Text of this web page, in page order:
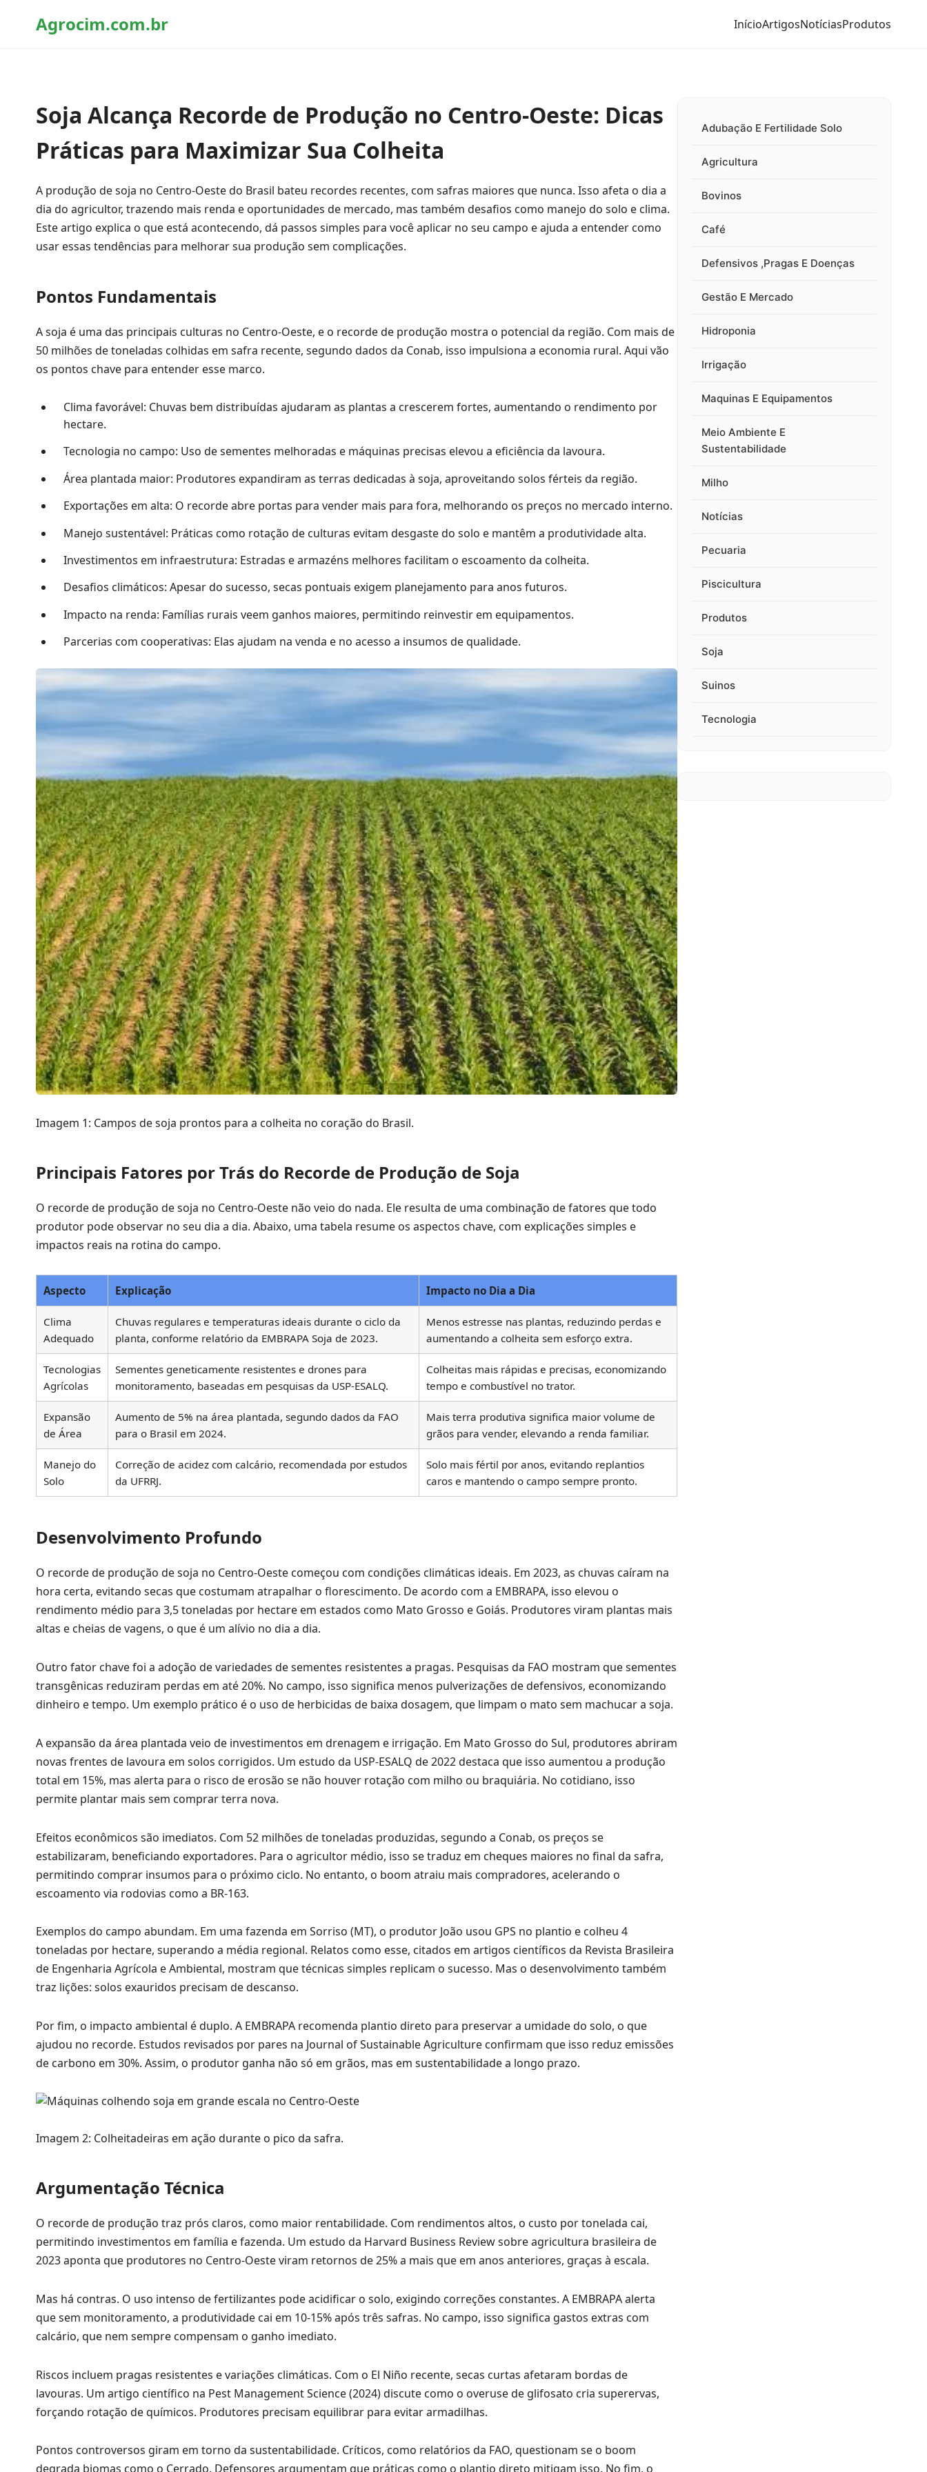
Agrocim.com.br InícioArtigosNotíciasProdutos
Soja Alcança Recorde de Produção no Centro-Oeste: Dicas
Práticas para Maximizar Sua Colheita
A produção de soja no Centro-Oeste do Brasil bateu recordes recentes, com safras maiores que nunca. Isso afeta o dia a
dia do agricultor, trazendo mais renda e oportunidades de mercado, mas também desafios como manejo do solo e clima.
Este artigo explica o que está acontecendo, dá passos simples para você aplicar no seu campo e ajuda a entender como
usar essas tendências para melhorar sua produção sem complicações.
Pontos Fundamentais
A soja é uma das principais culturas no Centro-Oeste, e o recorde de produção mostra o potencial da região. Com mais de
50 milhões de toneladas colhidas em safra recente, segundo dados da Conab, isso impulsiona a economia rural. Aqui vão
os pontos chave para entender esse marco.
Clima favorável: Chuvas bem distribuídas ajudaram as plantas a crescerem fortes, aumentando o rendimento por
hectare.
Tecnologia no campo: Uso de sementes melhoradas e máquinas precisas elevou a eficiência da lavoura.
Área plantada maior: Produtores expandiram as terras dedicadas à soja, aproveitando solos férteis da região.
Exportações em alta: O recorde abre portas para vender mais para fora, melhorando os preços no mercado interno.
Manejo sustentável: Práticas como rotação de culturas evitam desgaste do solo e mantêm a produtividade alta.
Investimentos em infraestrutura: Estradas e armazéns melhores facilitam o escoamento da colheita.
Desafios climáticos: Apesar do sucesso, secas pontuais exigem planejamento para anos futuros.
Impacto na renda: Famílias rurais veem ganhos maiores, permitindo reinvestir em equipamentos.
Parcerias com cooperativas: Elas ajudam na venda e no acesso a insumos de qualidade.
Imagem 1: Campos de soja prontos para a colheita no coração do Brasil.
Principais Fatores por Trás do Recorde de Produção de Soja
O recorde de produção de soja no Centro-Oeste não veio do nada. Ele resulta de uma combinação de fatores que todo
produtor pode observar no seu dia a dia. Abaixo, uma tabela resume os aspectos chave, com explicações simples e
impactos reais na rotina do campo.
Aspecto Explicação Impacto no Dia a Dia
Clima
Adequado
Chuvas regulares e temperaturas ideais durante o ciclo da
planta, conforme relatório da EMBRAPA Soja de 2023.
Menos estresse nas plantas, reduzindo perdas e
aumentando a colheita sem esforço extra.
Tecnologias
Agrícolas
Sementes geneticamente resistentes e drones para
monitoramento, baseadas em pesquisas da USP-ESALQ.
Colheitas mais rápidas e precisas, economizando
tempo e combustível no trator.
Expansão
de Área
Aumento de 5% na área plantada, segundo dados da FAO
para o Brasil em 2024.
Mais terra produtiva significa maior volume de
grãos para vender, elevando a renda familiar.
Manejo do
Solo
Correção de acidez com calcário, recomendada por estudos
da UFRRJ.
Solo mais fértil por anos, evitando replantios
caros e mantendo o campo sempre pronto.
Desenvolvimento Profundo
O recorde de produção de soja no Centro-Oeste começou com condições climáticas ideais. Em 2023, as chuvas caíram na
hora certa, evitando secas que costumam atrapalhar o florescimento. De acordo com a EMBRAPA, isso elevou o
rendimento médio para 3,5 toneladas por hectare em estados como Mato Grosso e Goiás. Produtores viram plantas mais
altas e cheias de vagens, o que é um alívio no dia a dia.
Outro fator chave foi a adoção de variedades de sementes resistentes a pragas. Pesquisas da FAO mostram que sementes
transgênicas reduziram perdas em até 20%. No campo, isso significa menos pulverizações de defensivos, economizando
dinheiro e tempo. Um exemplo prático é o uso de herbicidas de baixa dosagem, que limpam o mato sem machucar a soja.
A expansão da área plantada veio de investimentos em drenagem e irrigação. Em Mato Grosso do Sul, produtores abriram
novas frentes de lavoura em solos corrigidos. Um estudo da USP-ESALQ de 2022 destaca que isso aumentou a produção
total em 15%, mas alerta para o risco de erosão se não houver rotação com milho ou braquiária. No cotidiano, isso
permite plantar mais sem comprar terra nova.
Efeitos econômicos são imediatos. Com 52 milhões de toneladas produzidas, segundo a Conab, os preços se
estabilizaram, beneficiando exportadores. Para o agricultor médio, isso se traduz em cheques maiores no final da safra,
permitindo comprar insumos para o próximo ciclo. No entanto, o boom atraiu mais compradores, acelerando o
escoamento via rodovias como a BR-163.
Exemplos do campo abundam. Em uma fazenda em Sorriso (MT), o produtor João usou GPS no plantio e colheu 4
toneladas por hectare, superando a média regional. Relatos como esse, citados em artigos científicos da Revista Brasileira
de Engenharia Agrícola e Ambiental, mostram que técnicas simples replicam o sucesso. Mas o desenvolvimento também
traz lições: solos exauridos precisam de descanso.
Por fim, o impacto ambiental é duplo. A EMBRAPA recomenda plantio direto para preservar a umidade do solo, o que
ajudou no recorde. Estudos revisados por pares na Journal of Sustainable Agriculture confirmam que isso reduz emissões
de carbono em 30%. Assim, o produtor ganha não só em grãos, mas em sustentabilidade a longo prazo.
Imagem 2: Colheitadeiras em ação durante o pico da safra.
Argumentação Técnica
O recorde de produção traz prós claros, como maior rentabilidade. Com rendimentos altos, o custo por tonelada cai,
permitindo investimentos em família e fazenda. Um estudo da Harvard Business Review sobre agricultura brasileira de
2023 aponta que produtores no Centro-Oeste viram retornos de 25% a mais que em anos anteriores, graças à escala.
Mas há contras. O uso intenso de fertilizantes pode acidificar o solo, exigindo correções constantes. A EMBRAPA alerta
que sem monitoramento, a produtividade cai em 10-15% após três safras. No campo, isso significa gastos extras com
calcário, que nem sempre compensam o ganho imediato.
Riscos incluem pragas resistentes e variações climáticas. Com o El Niño recente, secas curtas afetaram bordas de
lavouras. Um artigo científico na Pest Management Science (2024) discute como o overuse de glifosato cria superervas,
forçando rotação de químicos. Produtores precisam equilibrar para evitar armadilhas.
Pontos controversos giram em torno da sustentabilidade. Críticos, como relatórios da FAO, questionam se o boom
degrada biomas como o Cerrado. Defensores argumentam que práticas como o plantio direto mitigam isso. No fim, o
Adubação E Fertilidade Solo
Agricultura
Bovinos
Café
Defensivos ,Pragas E Doenças
Gestão E Mercado
Hidroponia
Irrigação
Maquinas E Equipamentos
Meio Ambiente E
Sustentabilidade
Milho
Notícias
Pecuaria
Piscicultura
Produtos
Soja
Suinos
Tecnologia